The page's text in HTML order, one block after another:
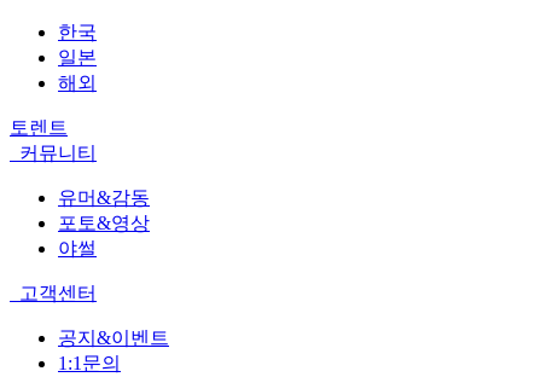
한국
일본
해외
토렌트
커뮤니티
유머&감동
포토&영상
야썰
고객센터
공지&이벤트
1:1문의